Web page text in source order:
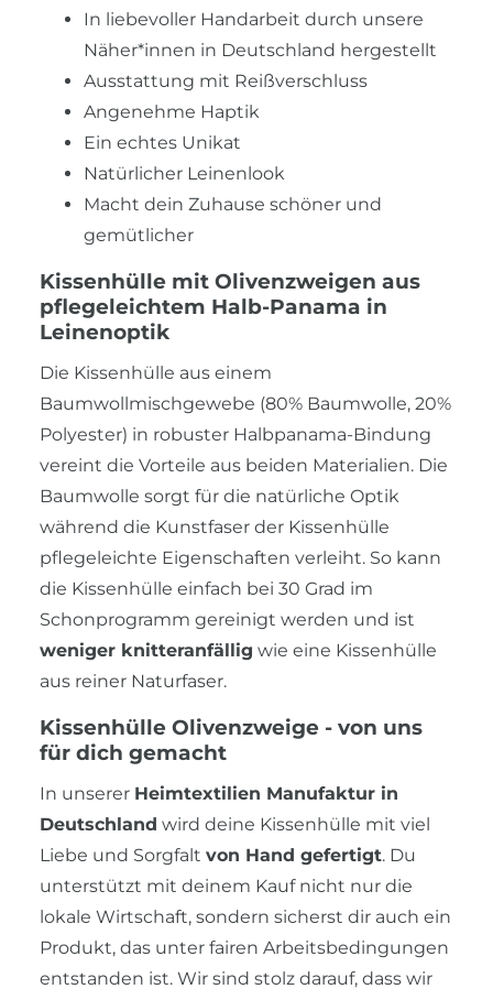
In liebevoller Handarbeit durch unsere
Näher*innen in Deutschland hergestellt
Ausstattung mit Reißverschluss
Angenehme Haptik
Ein echtes Unikat
Natürlicher Leinenlook
Macht dein Zuhause schöner und
gemütlicher
Kissenhülle mit Olivenzweigen aus
pflegeleichtem Halb-Panama in
Leinenoptik
Die Kissenhülle aus einem
Baumwollmischgewebe (80% Baumwolle, 20%
Polyester) in robuster Halbpanama-Bindung
vereint die Vorteile aus beiden Materialien. Die
Baumwolle sorgt für die natürliche Optik
während die Kunstfaser der Kissenhülle
pflegeleichte Eigenschaften verleiht. So kann
die Kissenhülle einfach bei 30 Grad im
Schonprogramm gereinigt werden und ist
weniger knitteranfällig wie eine Kissenhülle
aus reiner Naturfaser.
Kissenhülle Olivenzweige - von uns
für dich gemacht
In unserer Heimtextilien Manufaktur in
Deutschland wird deine Kissenhülle mit viel
Liebe und Sorgfalt von Hand gefertigt. Du
unterstützt mit deinem Kauf nicht nur die
lokale Wirtschaft, sondern sicherst dir auch ein
Produkt, das unter fairen Arbeitsbedingungen
entstanden ist. Wir sind stolz darauf, dass wir